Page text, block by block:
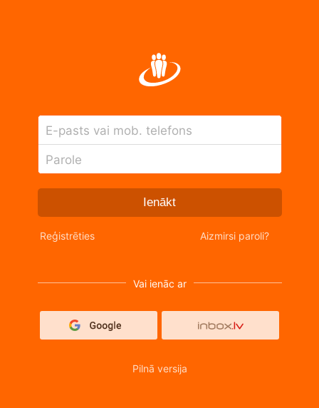
E-pasts vai mob. telefons
Parole
Ienākt
Reģistrēties Aizmirsi paroli?
Vai ienāc ar
Pilnā versija